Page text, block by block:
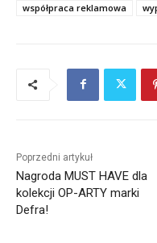
współpraca reklamowa
Poprzedni artykuł
Nagroda MUST HAVE dla
kolekcji OP-ARTY marki
Defra!